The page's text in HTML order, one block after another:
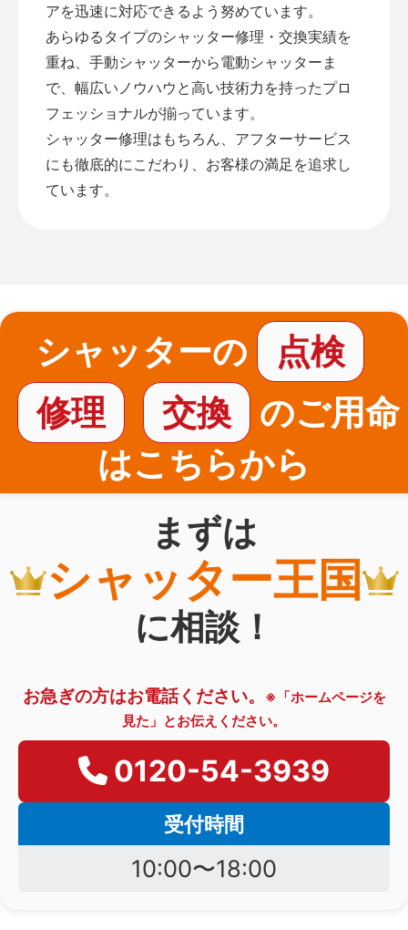
アを迅速に対応できるよう努めています。
あらゆるタイプのシャッター修理・交換実績を
重ね、手動シャッターから電動シャッターま
で、幅広いノウハウと高い技術力を持ったプロ
フェッショナルが揃っています。
シャッター修理はもちろん、アフターサービス
にも徹底的にこだわり、お客様の満足を追求し
ています。
シャッターの
点検
修理
交換
のご用命
はこちらから
まずは
シャッター王国
に相談！
お急ぎの方はお電話ください。
※「ホームページを
見た」とお伝えください。
0120-54-3939
受付時間
10:00〜18:00